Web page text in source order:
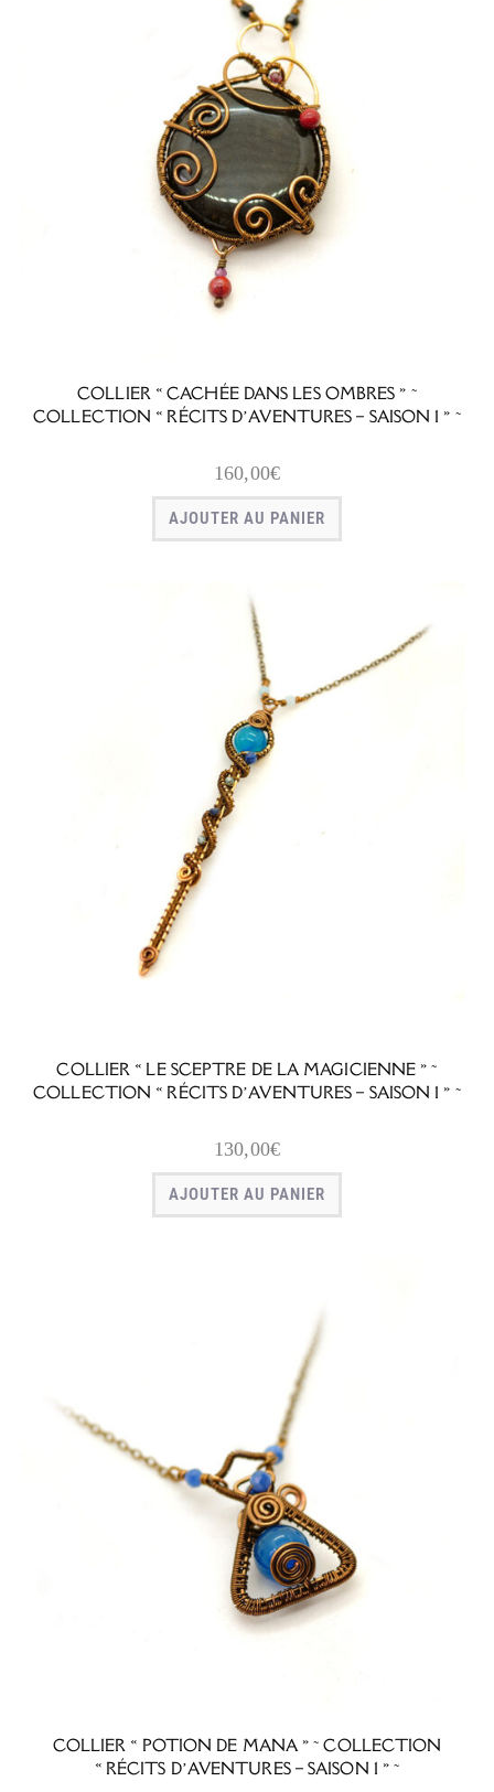
COLLIER « CACHÉE DANS LES OMBRES » ~
COLLECTION « RÉCITS D’AVENTURES – SAISON 1 » ~
160,00€
AJOUTER AU PANIER
COLLIER « LE SCEPTRE DE LA MAGICIENNE » ~
COLLECTION « RÉCITS D’AVENTURES – SAISON 1 » ~
130,00€
AJOUTER AU PANIER
COLLIER « POTION DE MANA » ~ COLLECTION
« RÉCITS D’AVENTURES – SAISON 1 » ~